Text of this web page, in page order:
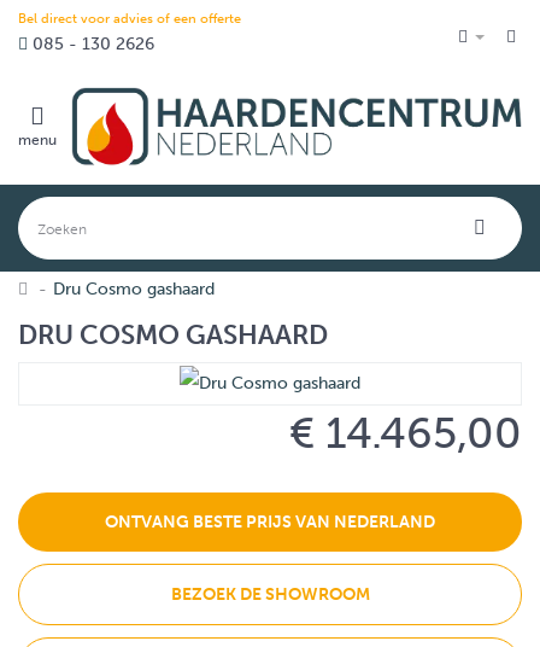
Bel direct voor advies of een offerte
085 - 130 2626
menu
Dru Cosmo gashaard
DRU COSMO GASHAARD
€ 14.465,00
ONTVANG BESTE PRIJS VAN NEDERLAND
BEZOEK DE SHOWROOM